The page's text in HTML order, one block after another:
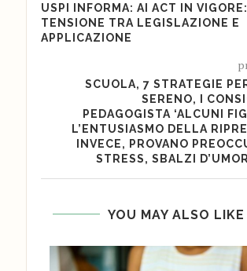
USPI INFORMA: AI ACT IN VIGORE:
TENSIONE TRA LEGISLAZIONE E
APPLICAZIONE
SCUOLA, 7 STRATEGIE
SERENO, I
PEDAGOGISTA ‘ALCUNI
L’ENTUSIASMO DELLA
INVECE, PROVANO
STRESS, SBALZI
YOU MAY ALSO LIKE